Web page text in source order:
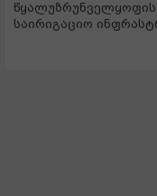
წყალუზრუნველყოფის
საირიგაციო